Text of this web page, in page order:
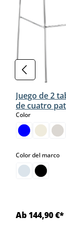
Juego de 2
de cuatro
Colorselect
Color del marco
Ab 144,90 €*